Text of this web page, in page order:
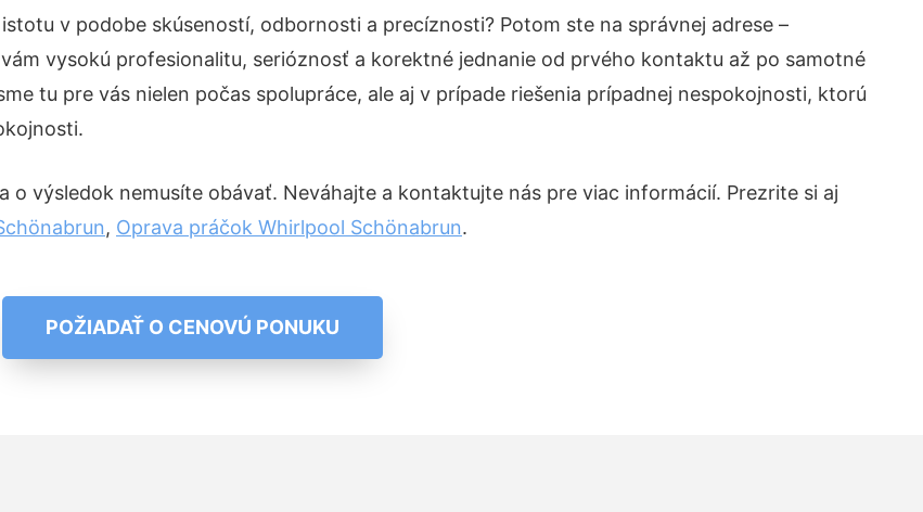
v podobe skúseností, odbornosti a precíznosti? Potom ste na správnej adrese –
vysokú profesionalitu, serióznosť a korektné jednanie od prvého kontaktu až po samotné
tu pre vás nielen počas spolupráce, ale aj v prípade riešenia prípadnej nespokojnosti, ktorú
o výsledok nemusíte obávať. Neváhajte a kontaktujte nás pre viac informácií. Prezrite si aj
, Oprava práčok Whirlpool Schönabrun.
POŽIADAŤ O CENOVÚ PONUKU